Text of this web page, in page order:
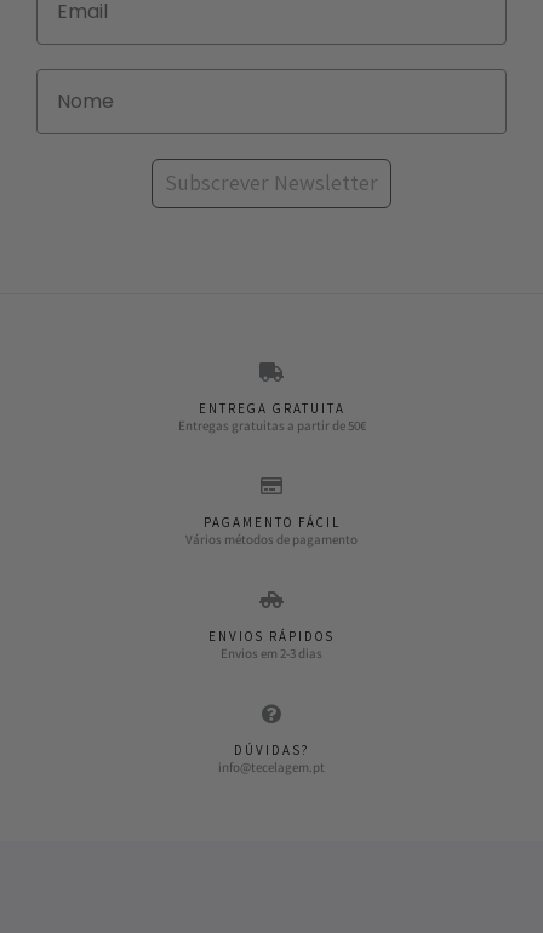
Subscrever Newsletter
ENTREGA GRATUITA
Entregas gratuitas a partir de 50€
PAGAMENTO FÁCIL
Vários métodos de pagamento
ENVIOS RÁPIDOS
Envios em 2-3 dias
DÚVIDAS?
info@tecelagem.pt